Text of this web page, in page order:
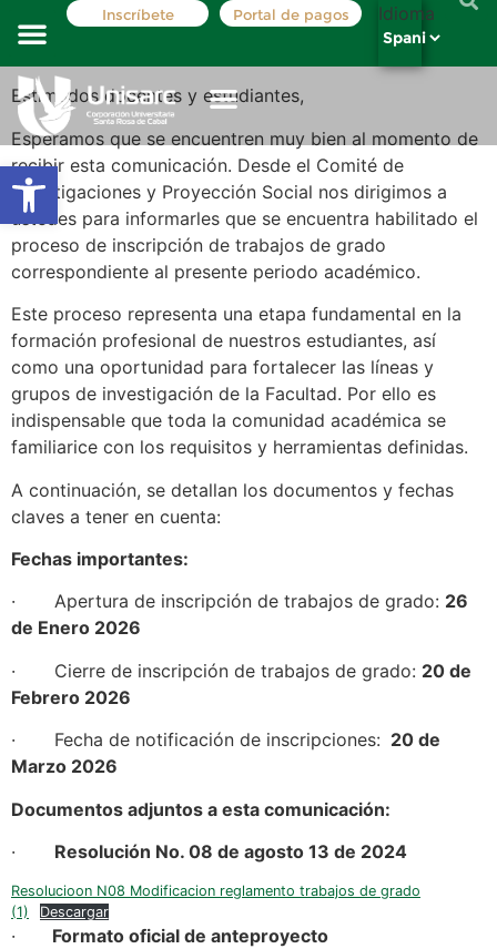
Abrir barra de herramientas
Inscríbete Portal de pagos Idioma
Estimados docentes y estudiantes,
Esperamos que se encuentren muy bien al momento de
recibir esta comunicación. Desde el Comité de
Investigaciones y Proyección Social nos dirigimos a
ustedes para informarles que se encuentra habilitado el
proceso de inscripción de trabajos de grado
correspondiente al presente periodo académico.
Este proceso representa una etapa fundamental en la
formación profesional de nuestros estudiantes, así
como una oportunidad para fortalecer las líneas y
grupos de investigación de la Facultad. Por ello es
indispensable que toda la comunidad académica se
familiarice con los requisitos y herramientas definidas.
A continuación, se detallan los documentos y fechas
claves a tener en cuenta:
Fechas importantes:
· Apertura de inscripción de trabajos de grado: 26
de Enero 2026
· Cierre de inscripción de trabajos de grado: 20 de
Febrero 2026
· Fecha de notificación de inscripciones: 20 de
Marzo 2026
Documentos adjuntos a esta comunicación:
· Resolución No. 08 de agosto 13 de 2024
Resolucioon N08 Modificacion reglamento trabajos de grado
(1)
Descargar
· Formato oficial de anteproyecto